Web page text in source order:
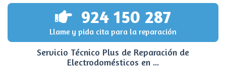
924 150 287
Llame y pida cita para la reparación
Servicio Técnico Plus de Reparación de
Electrodomésticos en ...